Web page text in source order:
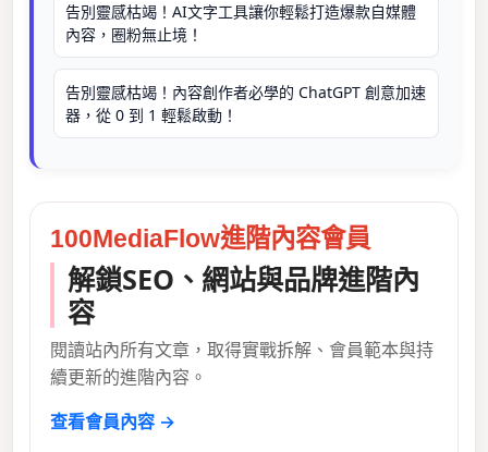
告別靈感枯竭！AI文字工具讓你輕鬆打造爆款自媒體
內容，圈粉無止境！
告別靈感枯竭！內容創作者必學的 ChatGPT 創意加速
器，從 0 到 1 輕鬆啟動！
100MediaFlow進階內容會員
解鎖SEO、網站與品牌進階內
容
閱讀站內所有文章，取得實戰拆解、會員範本與持
續更新的進階內容。
查看會員內容 →